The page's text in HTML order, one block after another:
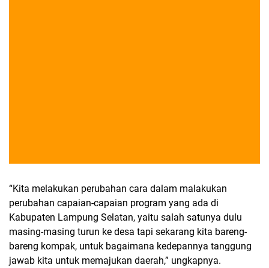
“Kita melakukan perubahan cara dalam malakukan
perubahan capaian-capaian program yang ada di
Kabupaten Lampung Selatan, yaitu salah satunya dulu
masing-masing turun ke desa tapi sekarang kita bareng-
bareng kompak, untuk bagaimana kedepannya tanggung
jawab kita untuk memajukan daerah,” ungkapnya.